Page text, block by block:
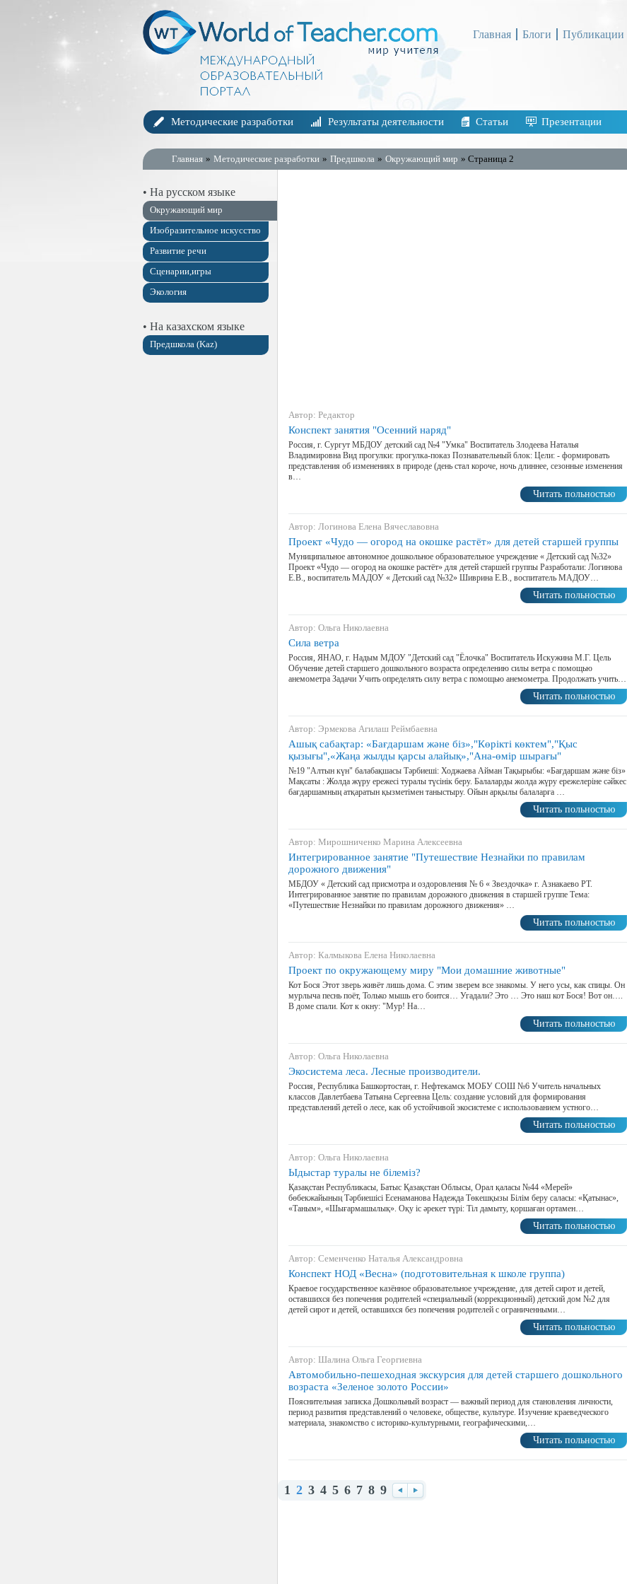
Главная Блоги Публикации
Методические разработки Результаты деятельности Статьи Презентации
Главная » Методические разработки » Предшкола » Окружающий мир » Страница 2
• На русском языке
Окружающий мир
Изобразительное искусство
Развитие речи
Сценарии,игры
Экология
• На казахском языке
Предшкола (Kaz)
Автор: Редактор
Конспект занятия "Осенний наряд"
Россия, г. Сургут МБДОУ детский сад №4 "Умка" Воспитатель Злодеева Наталья
Владимировна Вид прогулки: прогулка-показ Познавательный блок: Цели: - формировать
представления об изменениях в природе (день стал короче, ночь длиннее, сезонные изменения
в…
Читать польностью
Автор: Логинова Елена Вячеславовна
Проект «Чудо — огород на окошке растёт» для детей старшей группы
Муниципальное автономное дошкольное образовательное учреждение « Детский сад №32»
Проект «Чудо — огород на окошке растёт» для детей старшей группы Разработали: Логинова
Е.В., воспитатель МАДОУ « Детский сад №32» Шиврина Е.В., воспитатель МАДОУ…
Читать польностью
Автор: Ольга Николаевна
Сила ветра
Россия, ЯНАО, г. Надым МДОУ "Детский сад "Ёлочка" Воспитатель Искужина М.Г. Цель
Обучение детей старшего дошкольного возраста определению силы ветра с помощью
анемометра Задачи Учить определять силу ветра с помощью анемометра. Продолжать учить…
Читать польностью
Автор: Эрмекова Агилаш Реймбаевна
Ашық сабақтар: «Бағдаршам және біз»,"Көрікті көктем","Қыс
қызығы",«Жаңа жылды қарсы алайық»,"Ана-өмір шырағы"
№19 "Алтын күн" балабақшасы Тәрбиеші: Ходжаева Айман Тақырыбы: «Бағдаршам және біз»
Мақсаты : Жолда жүру ережесі туралы түсінік беру. Балаларды жолда жүру ережелеріне сәйкес
бағдаршамның атқаратын қызметімен таныстыру. Ойын арқылы балаларға …
Читать польностью
Автор: Мирошниченко Марина Алексеевна
Интегрированное занятие "Путешествие Незнайки по правилам
дорожного движения"
МБДОУ « Детский сад присмотра и оздоровления № 6 « Звездочка» г. Азнакаево РТ.
Интегрированное занятие по правилам дорожного движения в старшей группе Тема:
«Путешествие Незнайки по правилам дорожного движения» …
Читать польностью
Автор: Калмыкова Елена Николаевна
Проект по окружающему миру "Мои домашние животные"
Кот Бося Этот зверь живёт лишь дома. С этим зверем все знакомы. У него усы, как спицы. Он
мурлыча песнь поёт, Только мышь его боится… Угадали? Это … Это наш кот Бося! Вот он….
В доме спали. Кот к окну: "Мур! На…
Читать польностью
Автор: Ольга Николаевна
Экосистема леса. Лесные производители.
Россия, Республика Башкортостан, г. Нефтекамск МОБУ СОШ №6 Учитель начальных
классов Давлетбаева Татьяна Сергеевна Цель: создание условий для формирования
представлений детей о лесе, как об устойчивой экосистеме с использованием устного…
Читать польностью
Автор: Ольга Николаевна
Ыдыстар туралы не білеміз?
Қазақстан Республикасы, Батыс Қазақстан Облысы, Орал қаласы №44 «Мерей»
бөбекжайының Тәрбиешісі Есенаманова Надежда Төкешқызы Білім беру саласы: «Қатынас»,
«Таным», «Шығармашылық». Оқу іс әрекет түрі: Тіл дамыту, қоршаған ортамен…
Читать польностью
Автор: Семенченко Наталья Александровна
Конспект НОД «Весна» (подготовительная к школе группа)
Краевое государственное казённое образовательное учреждение, для детей сирот и детей,
оставшихся без попечения родителей «специальный (коррекционный) детский дом №2 для
детей сирот и детей, оставшихся без попечения родителей с ограниченными…
Читать польностью
Автор: Шалина Ольга Георгиевна
Автомобильно-пешеходная экскурсия для детей старшего дошкольного
возраста «Зеленое золото России»
Пояснительная записка Дошкольный возраст — важный период для становления личности,
период развития представлений о человеке, обществе, культуре. Изучение краеведческого
материала, знакомство с историко-культурными, географическими,…
Читать польностью
1 2 3 4 5 6 7 8 9